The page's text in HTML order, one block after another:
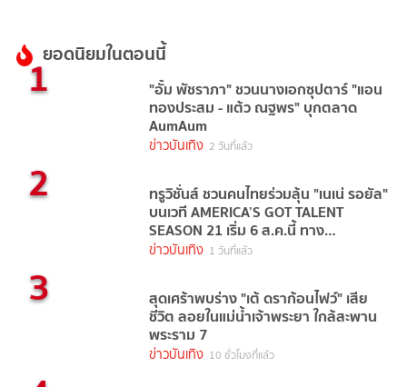
ยอดนิยมในตอนนี้
1 "อั้ม พัชราภา" ชวนนางเอกซุปตาร์ "แอน
ทองประสม - แต้ว ณฐพร" บุกตลาด
AumAum
ข่าวบันเทิง 2 วันที่แล้ว
2 ทรูวิชั่นส์ ชวนคนไทยร่วมลุ้น "เนเน่ รอยัล"
บนเวที AMERICA’S GOT TALENT
SEASON 21 เริ่ม 6 ส.ค.นี้ ทาง
TrueVisions NOW
ข่าวบันเทิง 1 วันที่แล้ว
3 สุดเศร้าพบร่าง "เต้ ดราก้อนไฟว์" เสีย
ชีวิต ลอยในแม่น้ำเจ้าพระยา ใกล้สะพาน
พระราม 7
ข่าวบันเทิง 10 ชั่วโมงที่แล้ว